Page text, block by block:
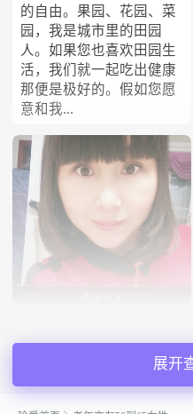
的自由。果园、花园、菜
园，我是城市里的田园
人。如果您也喜欢田园生
活，我们就一起吃出健康
那便是极好的。假如您愿
意和我...
人，如果假，请绕行。互
敬，互爱，特别要有一颗
善良，感恩的心。尊敬长
展开